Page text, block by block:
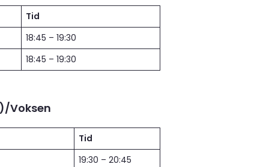
Tid
18:45 – 19:30
18:45 – 19:30
Voksen
Tid
19:30 – 20:45